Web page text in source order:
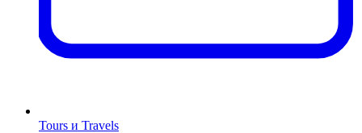
Tours и Travels